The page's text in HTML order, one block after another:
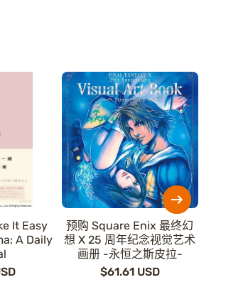
It Easy
A Daily
预购 Square Enix 最终幻
想 X 25 周年纪念视觉艺术
画册 -永恒之斯皮拉-
$61.61 USD